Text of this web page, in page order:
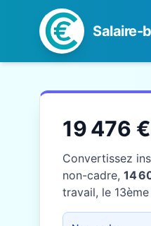
Salaire-
19 476
Convertissez
non-cadre, 14
travail, le